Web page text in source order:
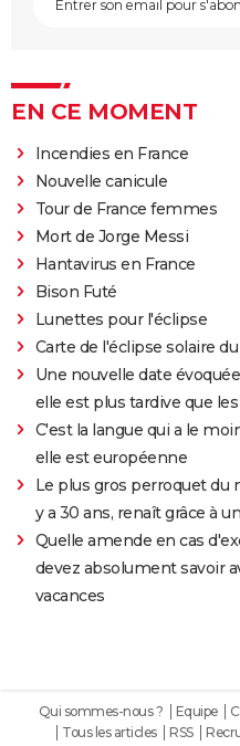
EN CE MOMENT
Incendies en France
Nouvelle canicule
Tour de France femmes
Mort de Jorge Messi
Hantavirus en France
Bison Futé
Lunettes pour l'éclipse
Carte de l'éclipse solaire du
Une nouvelle date
elle est plus tardive que
C'est la langue qui a le
elle est européenne
Le plus gros perroquet du
y a 30 ans, renaît grâce à
Quelle amende en cas
devez absolument savoir
vacances
Qui sommes-nous ? Equipe
Tous les articles
RSS